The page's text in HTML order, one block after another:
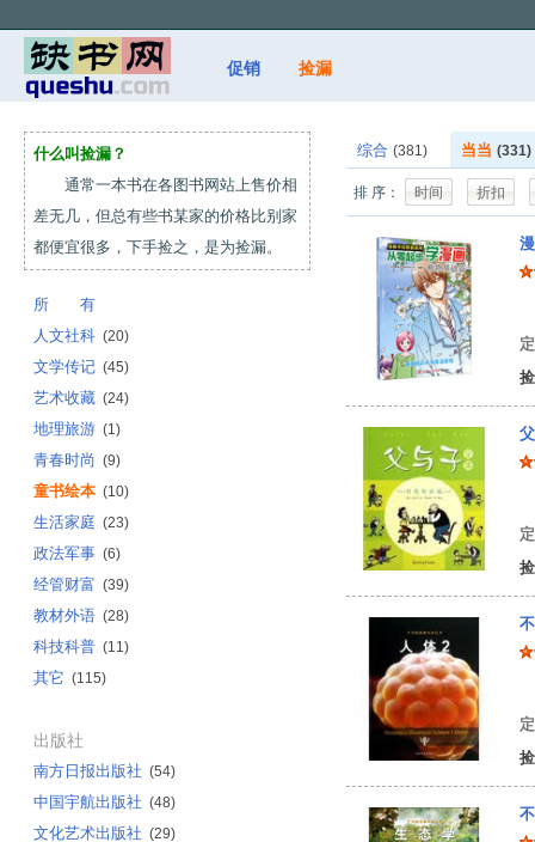
促销 捡漏
什么叫捡漏？
通常一本书在各图书网站上售价相
差无几，但总有些书某家的价格比别家
都便宜很多，下手捡之，是为捡漏。
所 有
人文社科 (20)
文学传记 (45)
艺术收藏 (24)
地理旅游 (1)
青春时尚 (9)
童书绘本 (10)
生活家庭 (23)
政法军事 (6)
经管财富 (39)
教材外语 (28)
科技科普 (11)
其它 (115)
出版社
南方日报出版社 (54)
中国宇航出版社 (48)
文化艺术出版社 (29)
综合 (381) 当当 (331)
排 序： 时间 折扣